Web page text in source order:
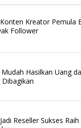
Kreator Pemula
Follower
Mudah Hasilkan Uang
Dibagikan
Reseller Sukses